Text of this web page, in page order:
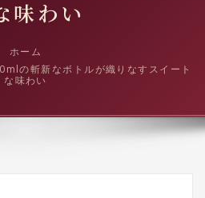
ン
り
替
味わい
ホーム
の斬新なボトルが織りなすスイート
な味わい